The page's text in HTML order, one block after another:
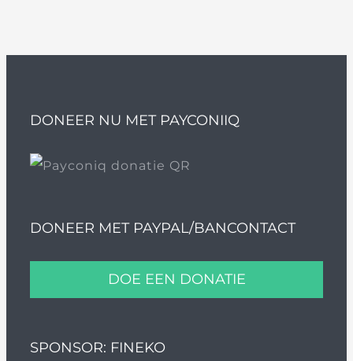
DONEER NU MET PAYCONIIQ
DONEER MET PAYPAL/BANCONTACT
DOE EEN DONATIE
SPONSOR: FINEKO